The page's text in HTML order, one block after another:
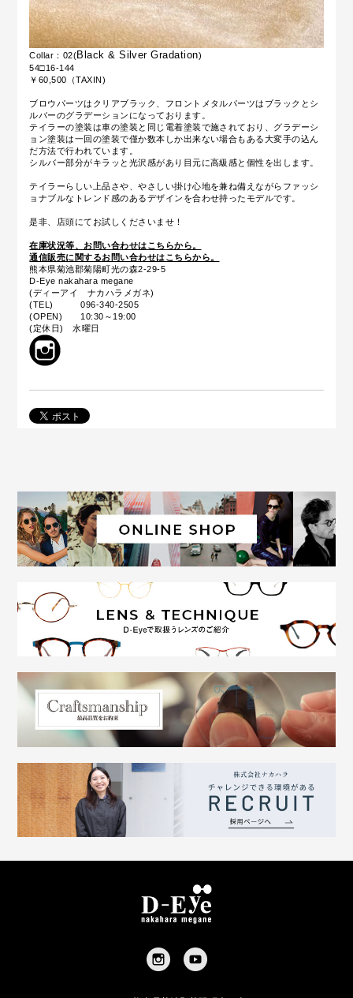
Collar：02(Black & Silver Gradation)
54□16-144
￥60,500（TAXIN)
ブロウパーツはクリアブラック、フロントメタルパーツはブラックとシ
ルバーのグラデーションになっております。
テイラーの塗装は車の塗装と同じ電着塗装で施されており、グラデーシ
ョン塗装は一回の塗装で僅か数本しか出来ない場合もある大変手の込ん
だ方法で行われています。
シルバー部分がキラッと光沢感があり目元に高級感と個性を出します。
テイラーらしい上品さや、やさしい掛け心地を兼ね備えながらファッシ
ョナブルなトレンド感のあるデザインを合わせ持ったモデルです。
是非、店頭にてお試しくださいませ！
在庫状況等、お問い合わせはこちらから。
通信販売に関するお問い合わせはこちらから。
熊本県菊池郡菊陽町光の森2-29-5
D-Eye nakahara megane
(ディーアイ ナカハラメガネ)
(TEL) 096-340-2505
(OPEN) 10:30～19:00
(定休日) 水曜日